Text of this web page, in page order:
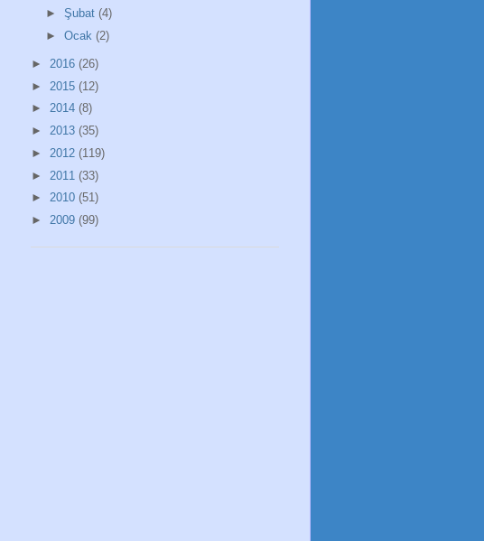
► Şubat (4)
► Ocak (2)
► 2016 (26)
► 2015 (12)
► 2014 (8)
► 2013 (35)
► 2012 (119)
► 2011 (33)
► 2010 (51)
► 2009 (99)